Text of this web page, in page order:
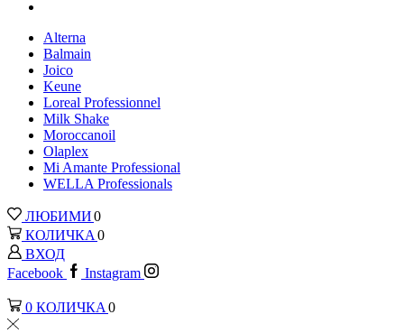
Alterna
Balmain
Joico
Keune
Loreal Рrofessionnel
Milk Shake
Moroccanoil
Olaplex
Mi Amante Professional
WELLA Professionals
ЛЮБИМИ0
КОЛИЧКА0
ВХОД
Facebook Instagram
0 КОЛИЧКА0